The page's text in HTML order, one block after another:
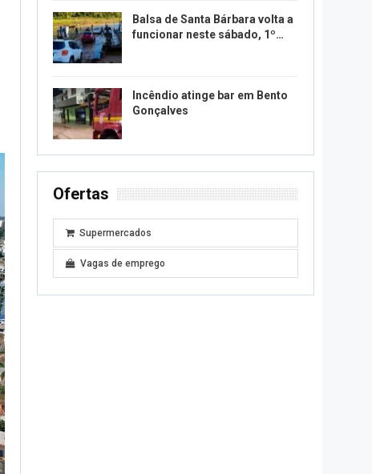
Balsa de Santa Bárbara volta a
funcionar neste sábado, 1º…
Incêndio atinge bar em Bento
Gonçalves
Ofertas
Supermercados
Vagas de emprego